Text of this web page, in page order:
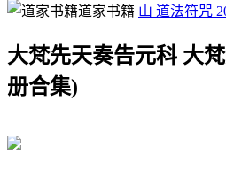
道家书籍 山 道法符咒
大梵先天奏告元科 大
册合集)